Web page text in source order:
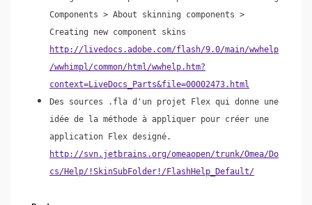
Components > About skinning components >
Creating new component skins
http://livedocs.adobe.com/flash/9.0/main/wwhelp
/wwhimpl/common/html/wwhelp.htm?
context=LiveDocs_Parts&file=00002473.html
Des sources
.fla d'un projet Flex qui donne une
idée de la méthode à appliquer pour créer une
application Flex designé.
http://svn.jetbrains.org/omeaopen/trunk/Omea/Do
cs/Help/!SkinSubFolder!/FlashHelp_Default/